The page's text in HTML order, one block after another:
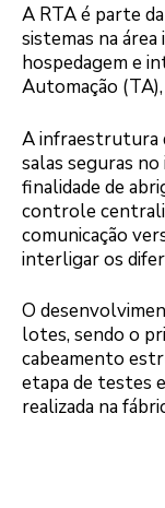
A RTA é parte
sistemas na
hospedagem e
Automação
A infraestrutura
salas seguras no
finalidade de
controle
comunicação
interligar os
O
lotes, sendo o
cabeamento
etapa de testes
realizada na